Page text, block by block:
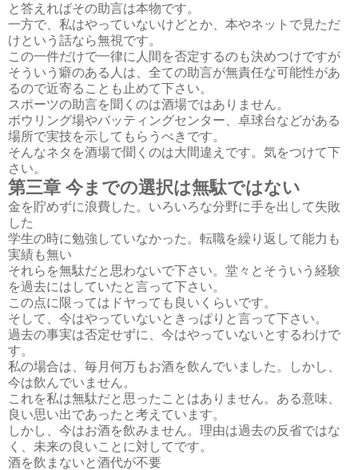
と答えればその助言は本物です。
一方で、私はやっていないけどとか、本やネットで見ただ
けという話なら無視です。
この一件だけで一律に人間を否定するのも決めつけですが
そういう癖のある人は、全ての助言が無責任な可能性があ
るので近寄ることも止めて下さい。
スポーツの助言を聞くのは酒場ではありません。
ボウリング場やバッティングセンター、卓球台などがある
場所で実技を示してもらうべきです。
そんなネタを酒場で聞くのは大間違えです。気をつけて下
さい。
第三章 今までの選択は無駄ではない
金を貯めずに浪費した。いろいろな分野に手を出して失敗
した
学生の時に勉強していなかった。転職を繰り返して能力も
実績も無い
それらを無駄だと思わないで下さい。堂々とそういう経験
を過去にはしていたと言って下さい。
この点に限ってはドヤっても良いくらいです。
そして、今はやっていないときっぱりと言って下さい。
過去の事実は否定せずに、今はやっていないとするわけで
す。
私の場合は、毎月何万もお酒を飲んでいました。しかし、
今は飲んでいません。
これを私は無駄だと思ったことはありません。ある意味、
良い思い出であったと考えています。
しかし、今はお酒を飲みません。理由は過去の反省ではな
く、未来の良いことに対してです。
酒を飲まないと酒代が不要